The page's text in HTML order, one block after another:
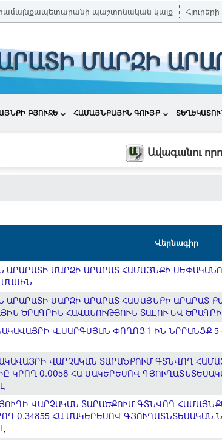
պաշտոնական կայք
ՄԱՐԶԻ
ԲՅՈՒՋԵ ՀԱՄԱՅՆՔԱՅԻՆ ԳՈՒՅՔ
Ավագանու
Վերնագիր
ԱՐԱՐԱՏԻ ՄԱՐԶԻ ԱՐԱՐԱՏ ՀԱՄԱՅՆՔԻ
ՄԱՐԶԻ ԱՐԱՐԱՏ ՀԱՄԱՅՆՔԻ ԱՐԱՐԱՏ
ԾՐԱԳՐԻՆ ՀԱՎԱՆՈՒԹՅՈՒՆ ՏԱԼՈՒ ԵՎ
Վ.ՍԱՐԳՍՅԱՆ ՓՈՂՈՑ 1-ԻՆ ՆՐԲԱՆՑՔ
ՎԱՐՉԱԿԱՆ ՏԱՐԱԾՔՈՒՄ ԳՏՆՎՈՂ
ԿՐՈՂ 0.0058 ՀԱ ՄԱԿԵՐԵՍՈՎ
ՎԱՐՉԱԿԱՆ ՏԱՐԱԾՔՈՒՄ ԳՏՆՎՈՂ
0.34855 ՀԱ ՄԱԿԵՐԵՍՈՎ ԳՅՈՒՂԱՏՆՏԵՍԱԿԱՆ